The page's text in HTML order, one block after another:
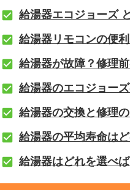
給湯器エコジョーズ
給湯器リモコンの便
給湯器が故障？修理
給湯器のエコジョー
給湯器の交換と修理
給湯器の平均寿命は
給湯器はどれを選べ